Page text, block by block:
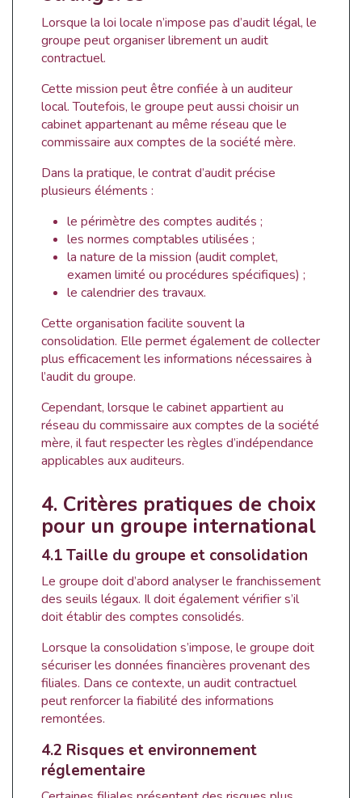
Lorsque la loi locale n’impose pas d’audit légal, le
groupe peut organiser librement un audit
contractuel.
Cette mission peut être confiée à un auditeur
local. Toutefois, le groupe peut aussi choisir un
cabinet appartenant au même réseau que le
commissaire aux comptes de la société mère.
Dans la pratique, le contrat d’audit précise
plusieurs éléments :
le périmètre des comptes audités ;
les normes comptables utilisées ;
la nature de la mission (audit complet,
examen limité ou procédures spécifiques) ;
le calendrier des travaux.
Cette organisation facilite souvent la
consolidation. Elle permet également de collecter
plus efficacement les informations nécessaires à
l’audit du groupe.
Cependant, lorsque le cabinet appartient au
réseau du commissaire aux comptes de la société
mère, il faut respecter les règles d’indépendance
applicables aux auditeurs.
4. Critères pratiques de choix
pour un groupe international
4.1 Taille du groupe et consolidation
Le groupe doit d’abord analyser le franchissement
des seuils légaux. Il doit également vérifier s’il
doit établir des comptes consolidés.
Lorsque la consolidation s’impose, le groupe doit
sécuriser les données financières provenant des
filiales. Dans ce contexte, un audit contractuel
peut renforcer la fiabilité des informations
remontées.
4.2 Risques et environnement
réglementaire